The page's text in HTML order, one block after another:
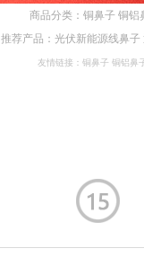
商品分类： 铜鼻子 铜铝
推荐产品： 光伏新能源线鼻子
友情链接： 铜鼻子 铜铝鼻